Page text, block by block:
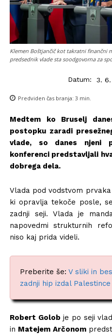
Klemen Boštjančič kot takratni finančni
predsednik vlade sta soodgovorna za
Datum: 3. 6.
Predviden čas branja: 3 min.
Medtem ko Bruselj
postopku zaradi
vlade, so danes njeni
konferenci predstavljali
dobrega dela.
Vlada pod vodstvom prvaka
ki opravlja tekoče posle,
zadnji seji. Vlada je
napovedmi strukturnih
niso kaj prida videli.
Preberite še: V sliki in
zadnji hip izdal Palestince
Robert Golob je po seji
in Matejem Arčonom